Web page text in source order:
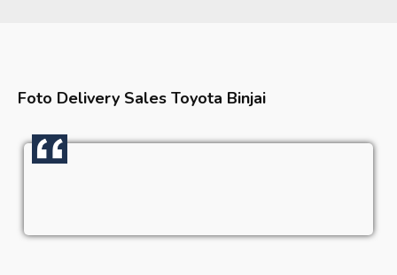
Foto Delivery Sales Toyota Binjai